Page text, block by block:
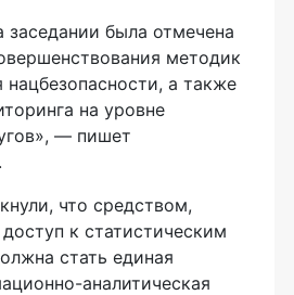
была отмечена
методик
нацбезопасности, а также
на уровне
— пишет
что средством,
к статистическим
стать единая
аналитическая